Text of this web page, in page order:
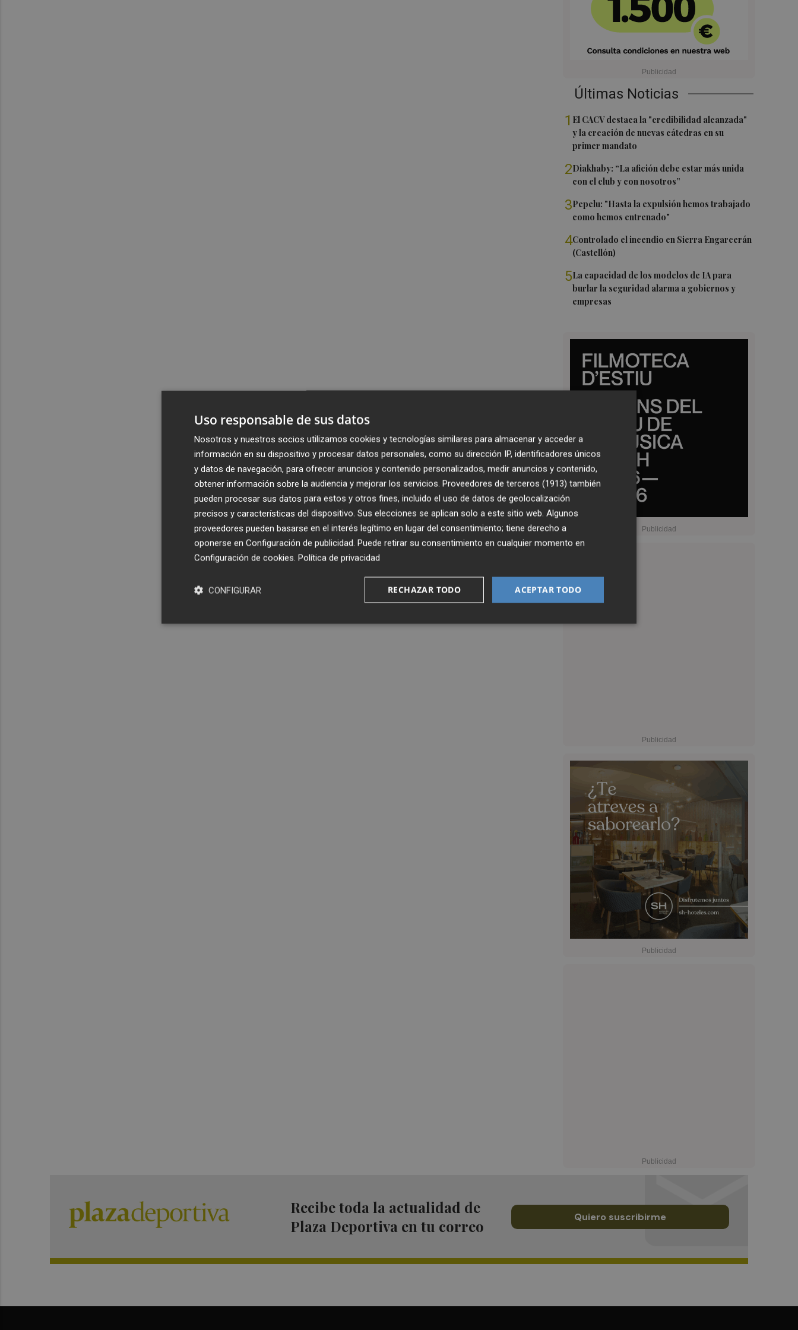
Últimas Noticias
1 El CACV destaca la "credibilidad alcanzada"
y la creación de nuevas cátedras en su
primer mandato
2Diakhaby: “La afición debe estar más unida
con el club y con nosotros”
3Pepelu: "Hasta la expulsión hemos trabajado
como hemos entrenado"
4Controlado el incendio en Sierra Engarcerán
(Castellón)
5La capacidad de los modelos de IA para
burlar la seguridad alarma a gobiernos y
empresas
Recibe toda la actualidad de
Plaza Deportiva en tu correo
Quiero suscribirme
Uso responsable de sus datos
Nosotros y nuestros socios utilizamos cookies y tecnologías similares para almacenar y acceder a
información en su dispositivo y procesar datos personales, como su dirección IP, identificadores únicos
y datos de navegación, para ofrecer anuncios y contenido personalizados, medir anuncios y contenido,
obtener información sobre la audiencia y mejorar los servicios. Proveedores de terceros (1913) también
pueden procesar sus datos para estos y otros fines, incluido el uso de datos de geolocalización
precisos y características del dispositivo. Sus elecciones se aplican solo a este sitio web. Algunos
proveedores pueden basarse en el interés legítimo en lugar del consentimiento; tiene derecho a
oponerse en Configuración de publicidad. Puede retirar su consentimiento en cualquier momento en
Configuración de cookies. Política de privacidad
ACEPTAR TODO
RECHAZAR TODO
CONFIGURAR